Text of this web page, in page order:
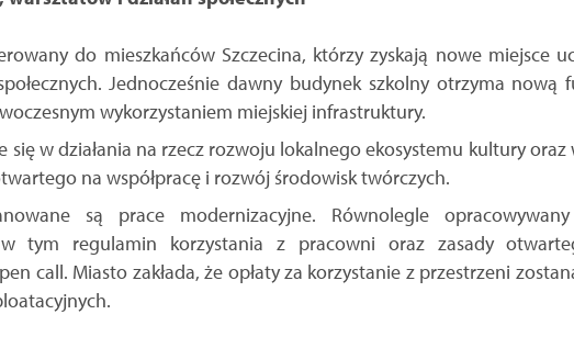
do mieszkańców Szczecina, którzy zyskają nowe miejsce
Jednocześnie dawny budynek szkolny otrzyma nową
wykorzystaniem miejskiej infrastruktury.
się w działania na rzecz rozwoju lokalnego ekosystemu kultury
na współpracę i rozwój środowisk twórczych.
są prace modernizacyjne. Równolegle
tym regulamin korzystania z pracowni oraz zasady
call. Miasto zakłada, że opłaty za korzystanie z przestrzeni